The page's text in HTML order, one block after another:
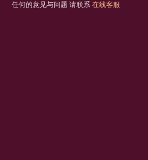
任何的意见与问题 请联系 在线客服